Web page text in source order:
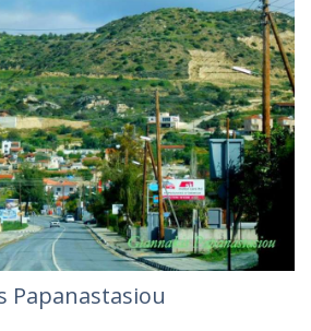
Papanastasiou